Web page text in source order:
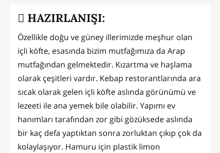
HAZIRLANIŞI:
Özellikle doğu ve güney illerimizde meşhur olan
içli köfte, esasında bizim mutfağımıza da Arap
mutfağından gelmektedir. Kızartma ve haşlama
olarak çeşitleri vardır. Kebap restorantlarında ara
sıcak olarak gelen içli köfte aslında görünümü ve
lezeeti ile ana yemek bile olabilir. Yapımı ev
hanımları tarafından zor gibi gözüksede aslında
bir kaç defa yaptıktan sonra zorluktan çıkıp çok da
kolaylaşıyor. Hamuru için plastik limon